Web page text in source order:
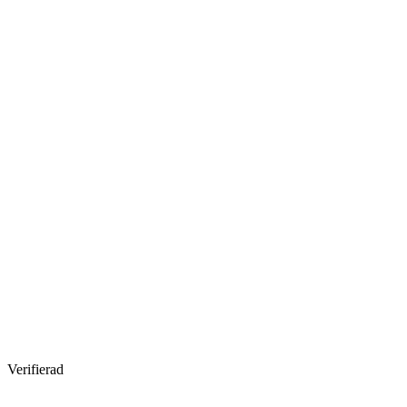
Verifierad